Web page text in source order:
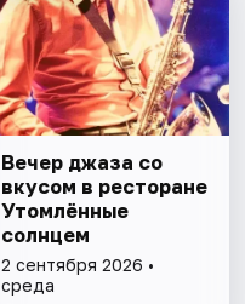
Вечер джаза со
вкусом в ресторане
Утомлённые
солнцем
2 сентября 2026 •
среда